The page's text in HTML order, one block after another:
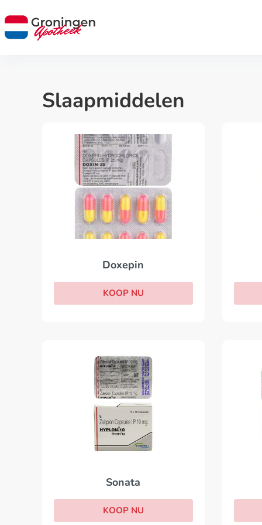
Slaapmiddelen
Doxepin
KOOP NU
Sonata
KOOP NU